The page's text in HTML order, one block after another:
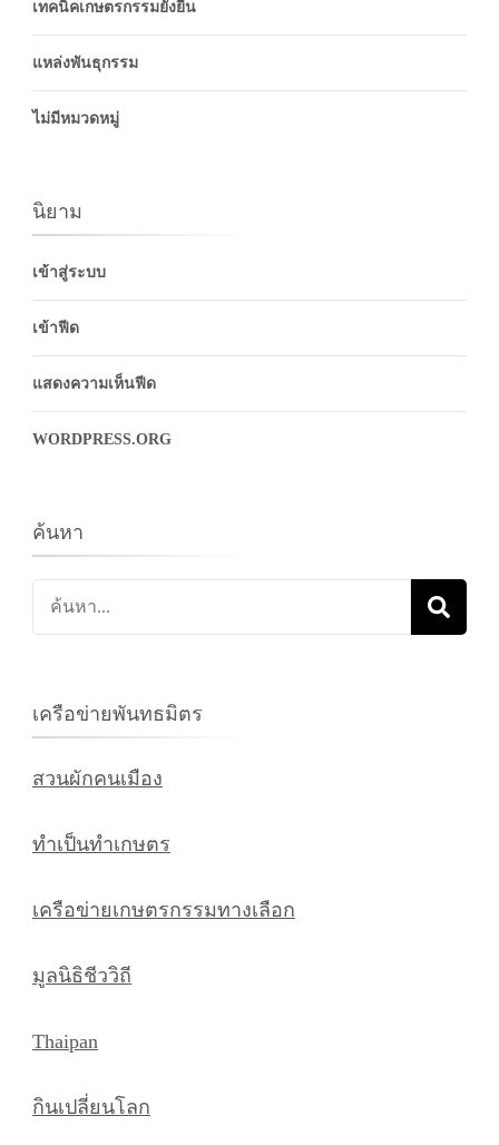
เทคนิคเกษตรกรรมยั่งยืน
แหล่งพันธุกรรม
ไม่มีหมวดหมู่
นิยาม
เข้าสู่ระบบ
เข้าฟีด
แสดงความเห็นฟีด
WORDPRESS.ORG
ค้นหา
ค้นหา
เกี่ยว
เครือข่ายพันทธมิตร
สวนผักคนเมือง
ทำเป็นทำเกษตร
เครือข่ายเกษตรกรรมทางเลือก
มูลนิธิชีววิถี
Thaipan
กินเปลี่ยนโลก